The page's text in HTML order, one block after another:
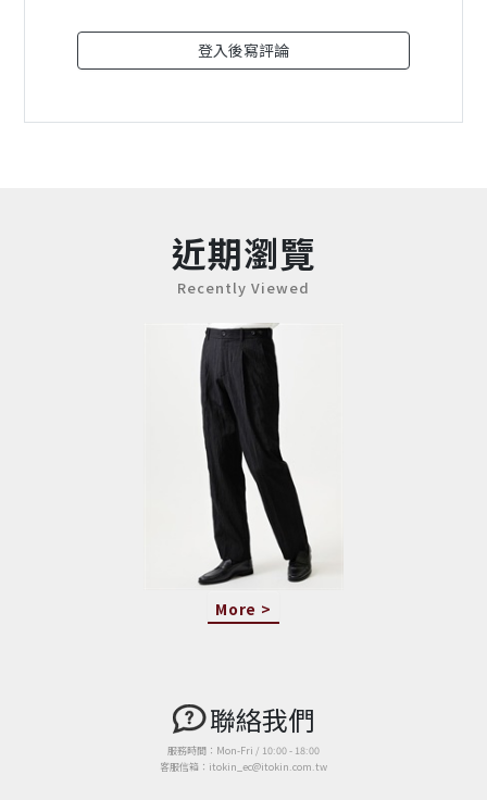
登入後寫評論
近期瀏覽
Recently Viewed
More >
聯絡我們
服務時間：Mon-Fri / 10:00 - 18:00
客服信箱：itokin_ec@itokin.com.tw